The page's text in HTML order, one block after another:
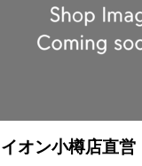
イオン小樽店直営